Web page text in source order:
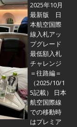
2025年10月
最新版 日
本航空国際
線入札アッ
プグレード
最低額入札
チャレンジ
＝往路編＝
（2025/10/1
5記載） 日本
航空国際線
での移動時
はプレミア